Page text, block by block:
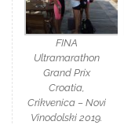
FINA
Ultramarathon
Grand Prix
Croatia,
Crikvenica – Novi
Vinodolski 2019.